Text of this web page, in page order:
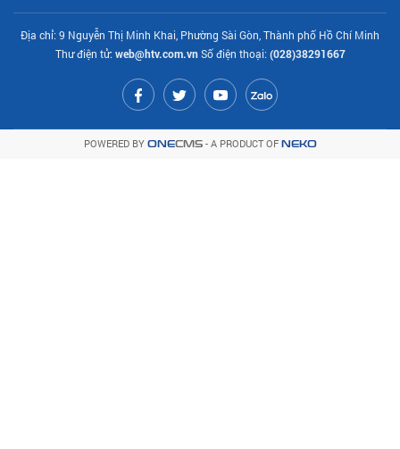
Địa chỉ: 9 Nguyễn Thị Minh Khai, Phường Sài Gòn, Thành phố Hồ Chí Minh
Thư điện tử: web@htv.com.vnSố điện thoại: (028)38291667
POWERED BY ONECMS- A PRODUCT OF NEKO